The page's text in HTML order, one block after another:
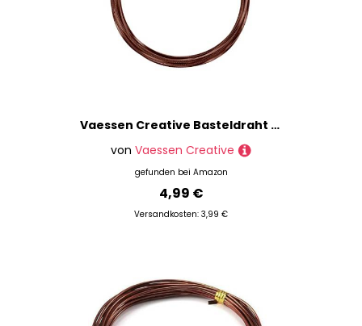
Vaessen Creative Basteldraht und Schmuckdraht 5 m x 2,8 mm x 0,5 mm Braun (Chocolate) – Dreieckig Geprägt - Flexibler Draht zum Basteln für Blumenkranz, Scmuckherstellung und Modellbau
von Vaessen Creative
gefunden bei Amazon
4,99 €
Versandkosten: 3,99 €